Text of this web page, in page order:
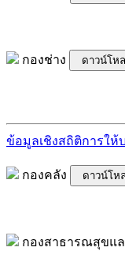
กองช่าง ดาวน์โห
ข้อมูลเชิงสถิติการให้
กองคลัง ดาวน์โห
กองสาธารณสุขแ